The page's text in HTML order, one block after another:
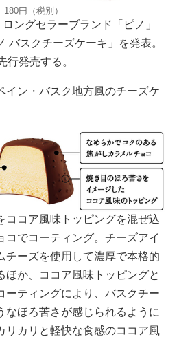
円（税別）
ングセラーブランド「ピノ」
バスクチーズケーキ」を発表。
行発売する。
ン・バスク地方風のチーズケ
コア風味トッピングを混ぜ込
コでコーティング。チーズアイ
チーズを使用して濃厚で本格的
ほか、ココア風味トッピングと
ーティングにより、バスクチー
なほろ苦さが感じられるように
リカリと軽快な食感のココア風